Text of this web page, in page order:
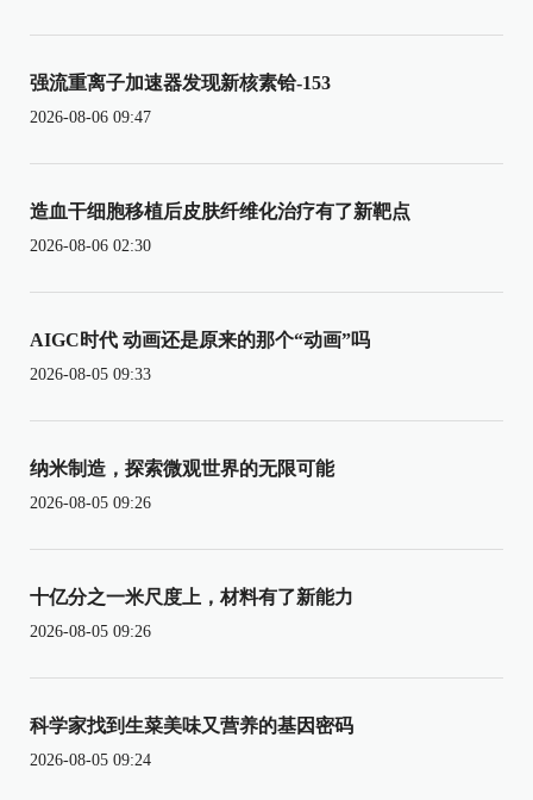
强流重离子加速器发现新核素铪-153
2026-08-06 09:47
造血干细胞移植后皮肤纤维化治疗有了新靶点
2026-08-06 02:30
AIGC时代 动画还是原来的那个“动画”吗
2026-08-05 09:33
纳米制造，探索微观世界的无限可能
2026-08-05 09:26
十亿分之一米尺度上，材料有了新能力
2026-08-05 09:26
科学家找到生菜美味又营养的基因密码
2026-08-05 09:24